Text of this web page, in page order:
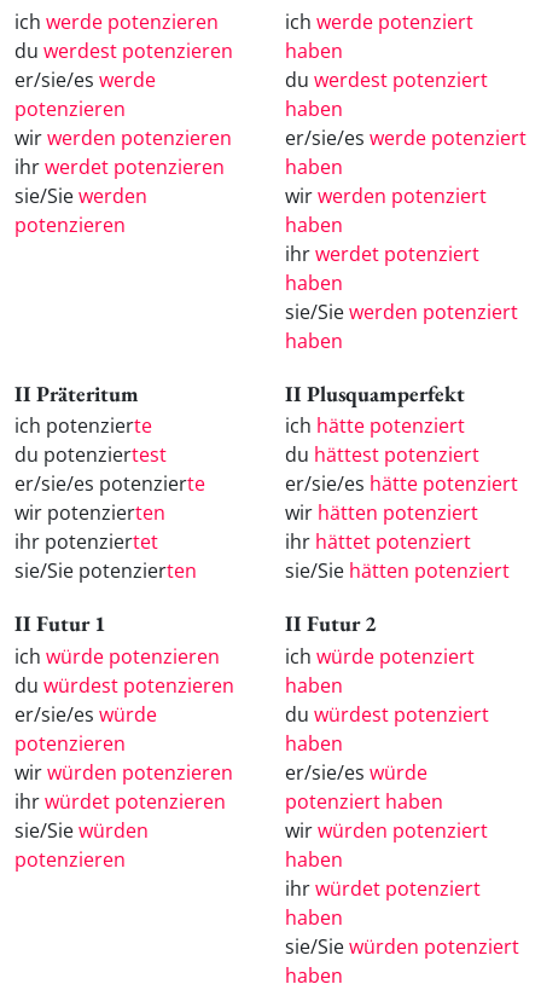
ich werde potenzieren
du werdest potenzieren
er/sie/es werde
potenzieren
wirwerden potenzieren
ihrwerdet potenzieren
sie/Siewerden
potenzieren
ich werde potenziert
haben
du werdest potenziert
haben
er/sie/es werde potenziert
haben
wirwerden potenziert
haben
ihrwerdet potenziert
haben
sie/Siewerden potenziert
haben
II Präteritum
ich potenzierte
du potenziertest
er/sie/es potenzierte
wir potenzierten
ihr potenziertet
sie/Sie potenzierten
II Plusquamperfekt
ich hätte potenziert
du hättest potenziert
er/sie/es hätte potenziert
wir hätten potenziert
ihr hättet potenziert
sie/Sie hätten potenziert
II Futur 1
ich würde potenzieren
du würdest potenzieren
er/sie/es würde
potenzieren
wirwürden potenzieren
ihrwürdet potenzieren
sie/Siewürden
potenzieren
II Futur 2
ich würde potenziert
haben
du würdest potenziert
haben
er/sie/es würde
potenziert haben
wirwürden potenziert
haben
ihrwürdet potenziert
haben
sie/Siewürden potenziert
haben